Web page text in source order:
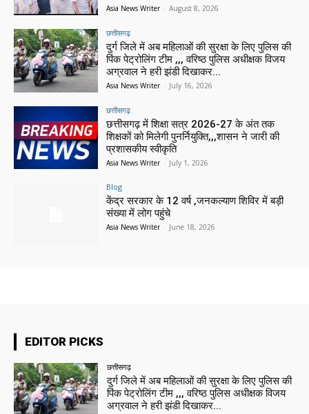
Asia News Writer - August 8, 2026
छत्तीसगढ़
दुर्ग जिले में अब महिलाओं की सुरक्षा के लिए पुलिस की
पिंक पेट्रोलिंग टीम ,,, वरिष्ठ पुलिस अधीक्षक विजय
अग्रवाल ने हरी झंडी दिखाकर...
Asia News Writer - July 16, 2026
छत्तीसगढ़
छत्तीसगढ़ में शिक्षा सत्र 2026-27 के अंत तक
शिक्षकों को मिलेगी पुनर्नियुक्ति,,,शासन ने जारी की
प्रशासकीय स्वीकृति
Asia News Writer - July 1, 2026
Blog
केंद्र सरकार के 12 वर्ष ,जनकल्याण शिविर में बड़ी
संख्या में लोग पहुंचे
Asia News Writer - June 18, 2026
EDITOR PICKS
छत्तीसगढ़
दुर्ग जिले में अब महिलाओं की सुरक्षा के लिए पुलिस की
पिंक पेट्रोलिंग टीम ,,, वरिष्ठ पुलिस अधीक्षक विजय
अग्रवाल ने हरी झंडी दिखाकर...